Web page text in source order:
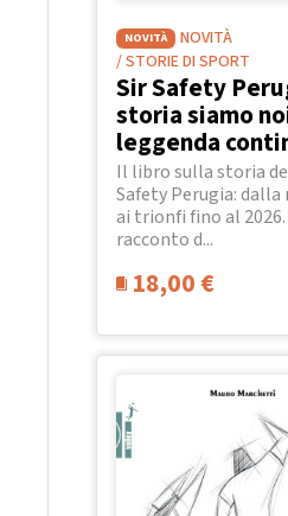
NOVITÀ
NOVITÀ
/ STORIE DI SPORT
Sir Safety
storia siamo
leggenda
Il libro sulla storia
Safety Perugia: dalla
ai trionfi fino al
racconto d...
18,00€